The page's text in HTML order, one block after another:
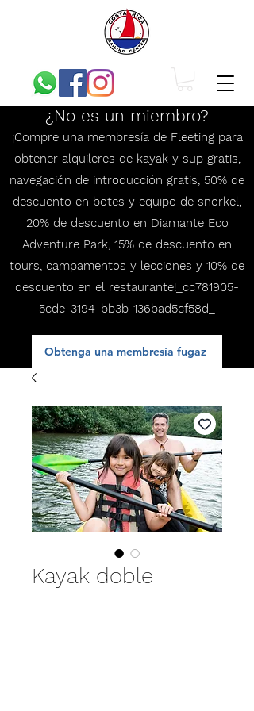
¿No es un miembro?
¡Compre una membresía de Fleeting para
obtener alquileres de kayak y sup gratis,
navegación de introducción gratis, 50% de
descuento en botes y equipo de snorkel,
20% de descuento en Diamante Eco
Adventure Park, 15% de descuento en
tours, campamentos y lecciones y 10% de
descuento en el restaurante!_cc781905-
5cde-3194-bb3b-136bad5cf58d_
Obtenga una membresía fugaz
Kayak doble